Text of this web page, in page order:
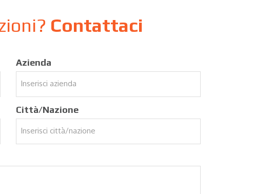
Contattaci
Azienda
Città/Nazione